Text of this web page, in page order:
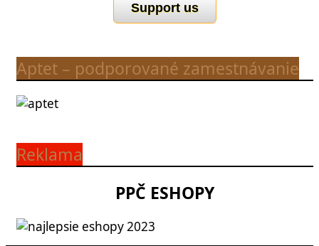
Support us
Aptet – podporované zamestnávanie
Reklama
PPČ ESHOPY